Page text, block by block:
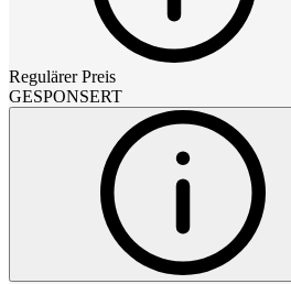
Regulärer Preis
GESPONSERT